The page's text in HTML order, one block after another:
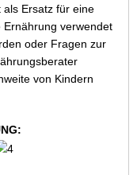
als Ersatz für eine
verwendet
oder Fragen zur
von Kindern